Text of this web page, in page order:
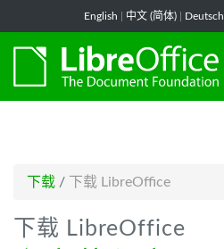
English 中文 (简体) Deutsch
下载 / 下载 LibreOffice
下载 LibreOffice